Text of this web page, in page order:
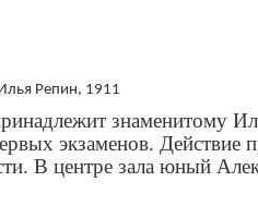
Репин, 1911
знаменитому
экзаменов. Действие
В центре зала юный